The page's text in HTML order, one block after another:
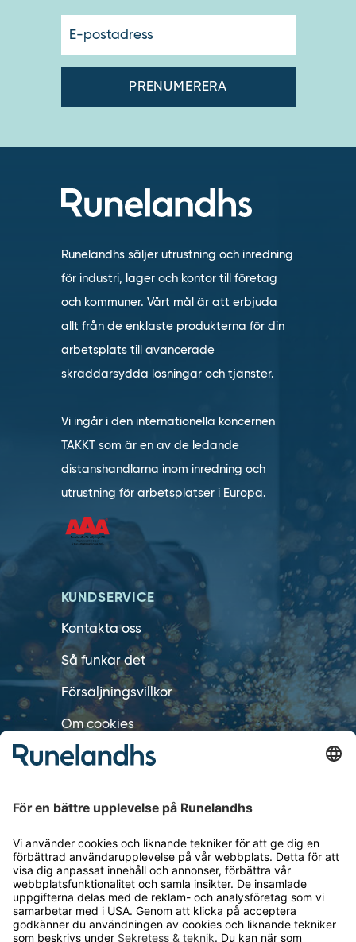
Runelandhs säljer utrustning och inredning
för industri, lager och kontor till företag
och kommuner. Vårt mål är att erbjuda
allt från de enklaste produkterna för din
arbetsplats till avancerade
skräddarsydda lösningar och tjänster.
Vi ingår i den internationella koncernen
TAKKT som är en av de ledande
distanshandlarna inom inredning och
utrustning för arbetsplatser i Europa.
KUNDSERVICE
Kontakta oss
Så funkar det
Försäljningsvillkor
Om cookies
Personuppgiftshantering
OM RUNELANDHS
Om Runelandhs
Köpvillkor
Därför ska du välja oss